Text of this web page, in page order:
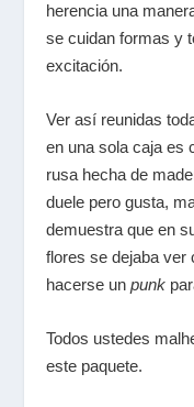
herencia una
se cuidan formas y
excitación.
Ver así reunidas
en una sola caja es
rusa hecha de
duele pero gusta,
demuestra que en
flores se dejaba ver
hacerse unpunk
Todos ustedes
este paquete.